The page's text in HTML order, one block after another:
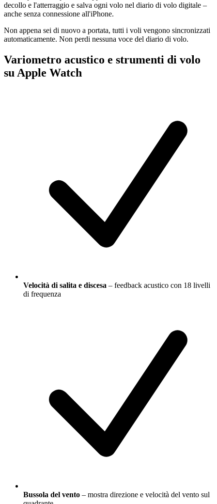
decollo e l'atterraggio e salva ogni volo nel diario di volo digitale –
anche senza connessione all'iPhone.
Non appena sei di nuovo a portata, tutti i voli vengono sincronizzati
automaticamente. Non perdi nessuna voce del diario di volo.
Variometro acustico e strumenti di volo
su Apple Watch
Velocità di salita e discesa – feedback acustico con 18 livelli
di frequenza
Bussola del vento – mostra direzione e velocità del vento sul